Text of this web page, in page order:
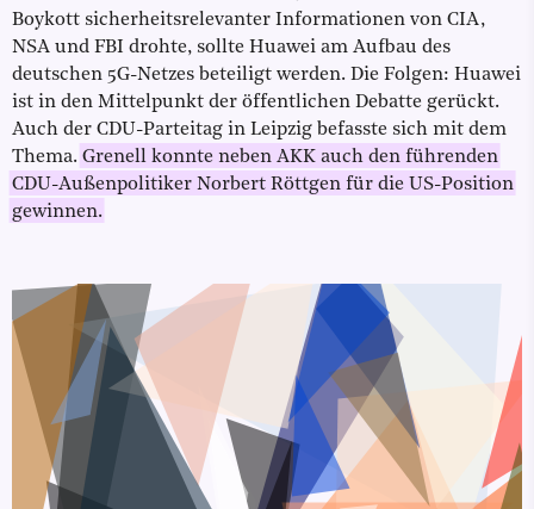
Boykott sicherheitsrelevanter Informationen von CIA,
NSA und FBI drohte, sollte Huawei am Aufbau des
deutschen 5G-Netzes beteiligt werden. Die Folgen: Huawei
ist in den Mittelpunkt der öffentlichen Debatte gerückt.
Auch der CDU-Parteitag in Leipzig befasste sich mit dem
Thema. Grenell konnte neben AKK auch den führenden
CDU-Außenpolitiker Norbert Röttgen für die US-Position
gewinnen.